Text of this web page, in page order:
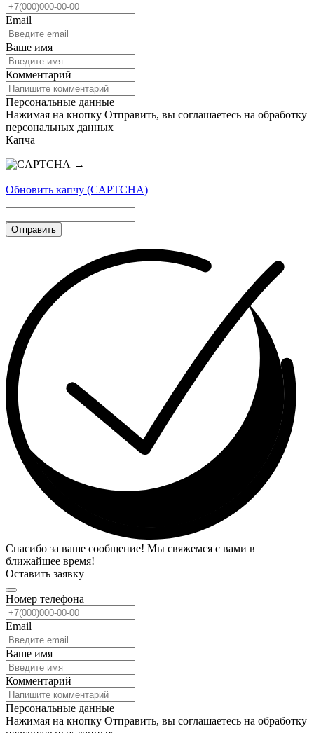
Email
Ваше имя
Комментарий
Персональные данные
Нажимая на кнопку Отправить, вы соглашаетесь на обработку
персональных данных
Капча
→
Обновить капчу (CAPTCHA)
Отправить
Спасибо за ваше сообщение! Мы свяжемся с вами в
ближайшее время!
Оставить заявку
Номер телефона
Email
Ваше имя
Комментарий
Персональные данные
Нажимая на кнопку Отправить, вы соглашаетесь на обработку